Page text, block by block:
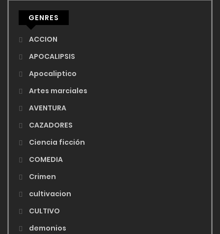
GENRES
ACCION
APOCALIPSIS
Apocaliptico
Artes marciales
AVENTURA
CAZADORES
Ciencia ficción
COMEDIA
Crimen
cultivacion
CULTIVO
demonios